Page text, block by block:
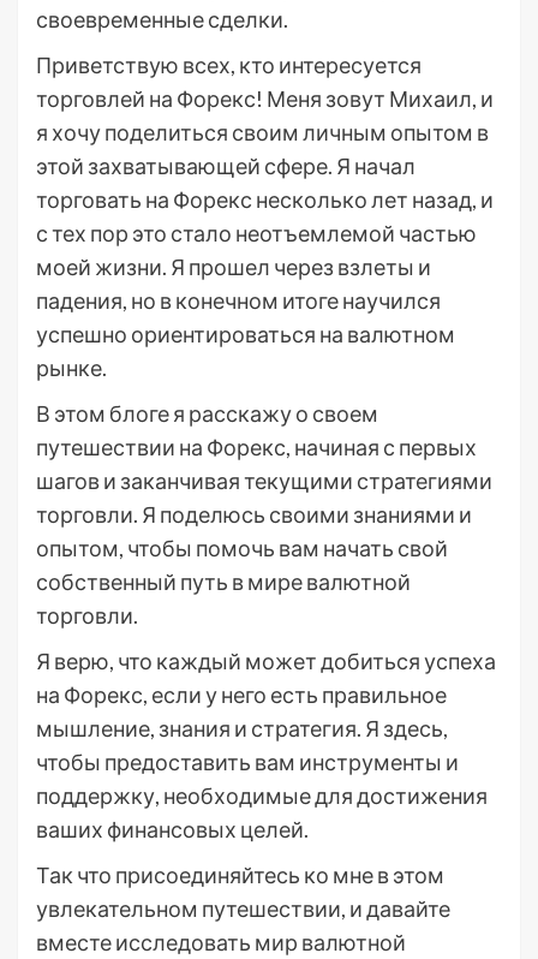
своевременные сделки.
Приветствую всех, кто интересуется
торговлей на Форекс! Меня зовут Михаил, и
я хочу поделиться своим личным опытом в
этой захватывающей сфере. Я начал
торговать на Форекс несколько лет назад, и
с тех пор это стало неотъемлемой частью
моей жизни. Я прошел через взлеты и
падения, но в конечном итоге научился
успешно ориентироваться на валютном
рынке.
В этом блоге я расскажу о своем
путешествии на Форекс, начиная с первых
шагов и заканчивая текущими стратегиями
торговли. Я поделюсь своими знаниями и
опытом, чтобы помочь вам начать свой
собственный путь в мире валютной
торговли.
Я верю, что каждый может добиться успеха
на Форекс, если у него есть правильное
мышление, знания и стратегия. Я здесь,
чтобы предоставить вам инструменты и
поддержку, необходимые для достижения
ваших финансовых целей.
Так что присоединяйтесь ко мне в этом
увлекательном путешествии, и давайте
вместе исследовать мир валютной